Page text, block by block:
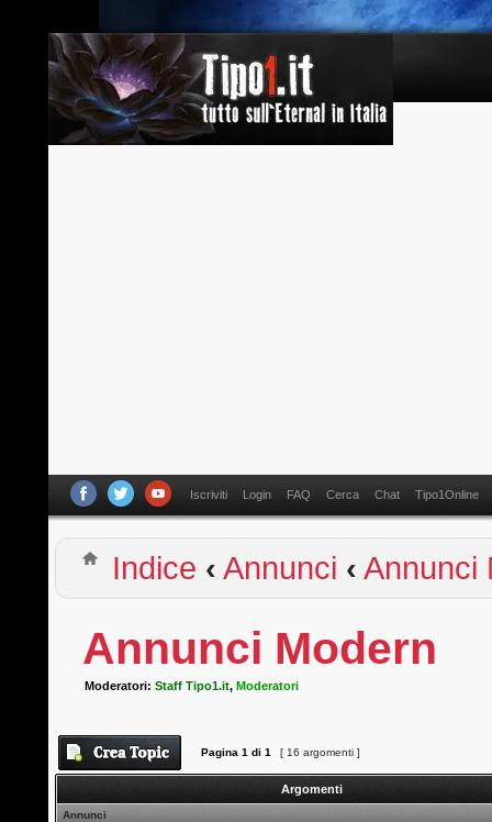
Iscriviti Login FAQ Cerca Chat Tipo1Online
Indice ‹ Annunci ‹ Annunci
Annunci Modern
Moderatori:Staff Tipo1.it,Moderatori
Pagina1 di1 [ 16 argomenti ]
Argomenti
Annunci